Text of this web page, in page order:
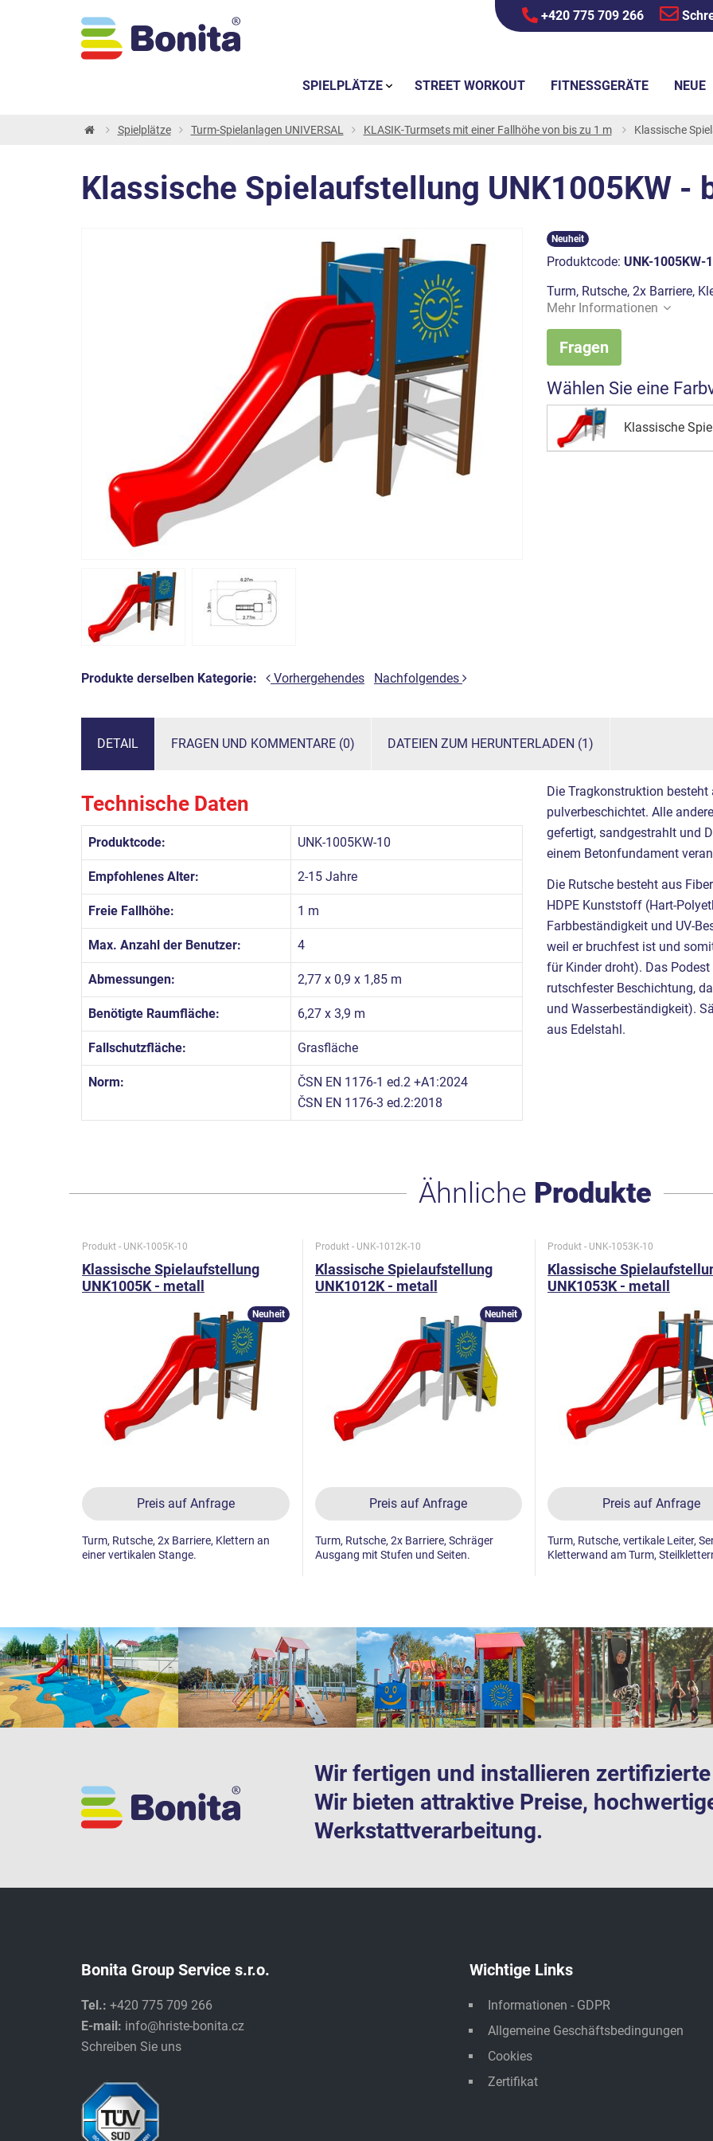
+420 775 709 266
Spielplätze Turm-Spielanlagen UNIVERSAL KLASIK-Turmsets mit einer Fallhöhe von bis zu 1 m Klassische
Klassische Spielaufstellung UNK1005KW -
Produkte derselben Kategorie: Vorhergehendes Nachfolgendes
Neuheit
Produktcode: UNK-1005KW-
Turm, Rutsche, 2x Barriere,
Mehr Informationen
Fragen
Wählen Sie eine
Klassische
DETAIL FRAGEN UND KOMMENTARE (0) DATEIEN ZUM HERUNTERLADEN (1)
Technische Daten
Produktcode: UNK-1005KW-10
Empfohlenes Alter: 2-15 Jahre
Freie Fallhöhe: 1 m
Max. Anzahl der Benutzer: 4
Abmessungen: 2,77 x 0,9 x 1,85 m
Benötigte Raumfläche: 6,27 x 3,9 m
Fallschutzfläche: Grasfläche
Norm:
ČSN EN 1176-1 ed.2 +A1:2024
ČSN EN 1176-3 ed.2:2018
Die Tragkonstruktion
pulverbeschichtet. Alle
gefertigt, sandgestrahlt und
einem Betonfundament
Die Rutsche besteht aus
HDPE Kunststoff (Hart-
Farbbeständigkeit und UV-
weil er bruchfest ist und
für Kinder droht). Das
rutschfester Beschichtung,
und Wasserbeständigkeit).
aus Edelstahl.
Ähnliche Produkte
Produkt - UNK-1005K-10
Klassische Spielaufstellung
UNK1005K - metall
Preis auf Anfrage
Neuheit
Turm, Rutsche, 2x Barriere, Klettern an
einer vertikalen Stange.
Produkt - UNK-1012K-10
Klassische Spielaufstellung
UNK1012K - metall
Preis auf Anfrage
Neuheit
Turm, Rutsche, 2x Barriere, Schräger
Ausgang mit Stufen und Seiten.
Produkt - UNK-1053K-10
Klassische
UNK1053K - metall
Preis auf Anfrage
Turm, Rutsche, vertikale Leiter,
Kletterwand am Turm,
Wir fertigen und installieren
Wir bieten attraktive Preise,
Werkstattverarbeitung.
Bonita Group Service s.r.o.
Tel.: +420 775 709 266
E-mail: info@hriste-bonita.cz
Schreiben Sie uns
Wichtige Links
Informationen - GDPR
Allgemeine Geschäftsbedingungen
Cookies
Zertifikat
SPIELPLÄTZE STREET WORKOUT FITNESSGERÄTE NEUE